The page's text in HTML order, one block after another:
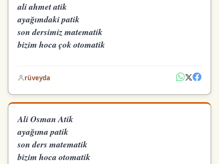
ali ahmet atik
ayağımdaki patik
son dersimiz matematik
bizim hoca çok otomatik
rüveyda
Ali Osman Atik
ayağıma patik
son ders matematik
bizim hoca otomatik